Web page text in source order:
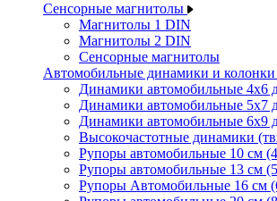
Сенсорные магнитолы
Магнитолы 1 DIN
Магнитолы 2 DIN
Сенсорные магнитолы
Автомобильные динамики и колонки
Динамики автомобильные 4x6
Динамики автомобильные 5x7
Динамики автомобильные 6x9
Высокочастотные динамики
Рупоры автомобильные 10 см
Рупоры автомобильные 13 см
Рупоры Автомобильные 16 см